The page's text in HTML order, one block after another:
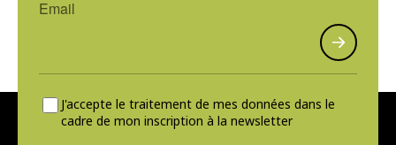
J'accepte le traitement de mes données dans le
cadre de mon inscription à la newsletter